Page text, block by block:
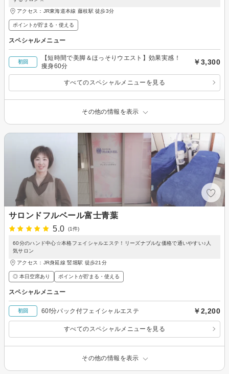
アクセス：JR東海道本線 藤枝駅 徒歩3分
ポイントが貯まる・使える
スペシャルメニュー
初回
【短時間で美脚＆ほっそりウエスト】効果実感！
痩身60分
￥3,300
すべてのスペシャルメニューを見る
その他の情報を表示
サロンドフルベール富士青葉
5.0
(1件)
60分のハンド中心☆本格フェイシャルエステ！リーズナブルな価格で通いやすい♪人
気サロン
アクセス：JR身延線 竪堀駅 徒歩21分
◎ 本日空席あり ポイントが貯まる・使える
スペシャルメニュー
初回 60f分パック付フェイシャルエステ ￥2,200
すべてのスペシャルメニューを見る
その他の情報を表示